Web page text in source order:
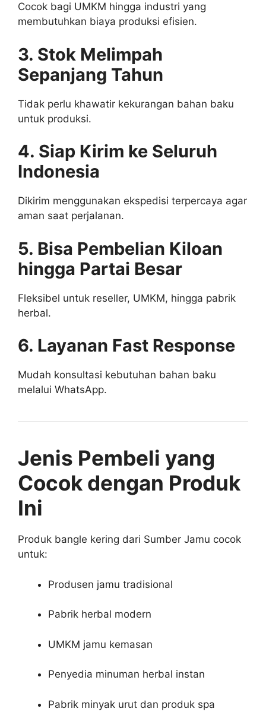
Cocok bagi UMKM hingga industri yang
membutuhkan biaya produksi efisien.
3. Stok Melimpah
Sepanjang Tahun
Tidak perlu khawatir kekurangan bahan baku
untuk produksi.
4. Siap Kirim ke Seluruh
Indonesia
Dikirim menggunakan ekspedisi terpercaya agar
aman saat perjalanan.
5. Bisa Pembelian Kiloan
hingga Partai Besar
Fleksibel untuk reseller, UMKM, hingga pabrik
herbal.
6. Layanan Fast Response
Mudah konsultasi kebutuhan bahan baku
melalui WhatsApp.
Jenis Pembeli yang
Cocok dengan Produk
Ini
Produk bangle kering dari Sumber Jamu cocok
untuk:
Produsen jamu tradisional
Pabrik herbal modern
UMKM jamu kemasan
Penyedia minuman herbal instan
Pabrik minyak urut dan produk spa